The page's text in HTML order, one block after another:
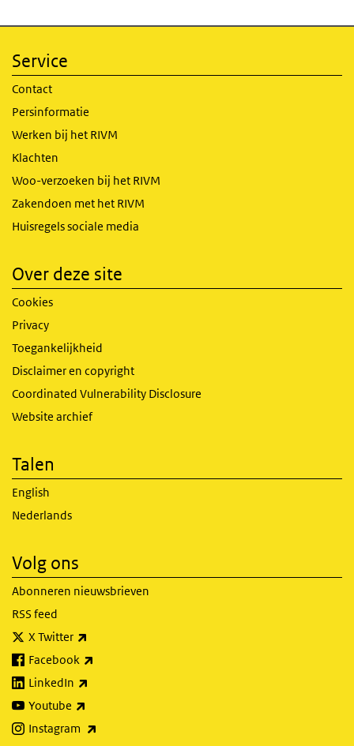
Service
Contact
Persinformatie
Werken bij het RIVM
Klachten
Woo-verzoeken bij het RIVM
Zakendoen met het RIVM
Huisregels sociale media
Over deze site
Cookies
Privacy
Toegankelijkheid
Disclaimer en copyright
Coordinated Vulnerability Disclosure
Website archief
Talen
English
Nederlands
Volg ons
Abonneren nieuwsbrieven
RSS feed
X Twitter
Facebook
LinkedIn
Youtube
Instagram